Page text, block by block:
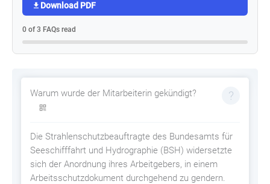
Download PDF
0 of 3 FAQs read
Warum wurde der Mitarbeiterin gekündigt?
Die Strahlenschutzbeauftragte des Bundesamts für
Seeschifffahrt und Hydrographie (BSH) widersetzte
sich der Anordnung ihres Arbeitgebers, in einem
Arbeitsschutzdokument durchgehend zu gendern.